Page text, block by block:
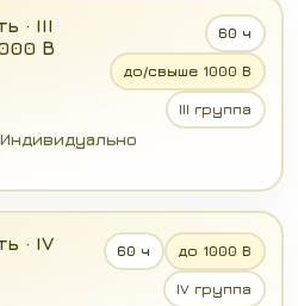
· III
В
60 ч
до/свыше 1000 В
III группа
· IV
60 ч до 1000 В
IV группа